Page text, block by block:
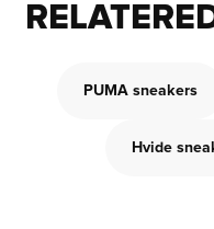
PUMA sneakers
Hvide